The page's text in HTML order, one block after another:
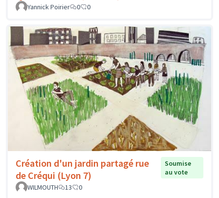
Yannick Poirier 0 0
Création d'un jardin partagé rue
de Créqui (Lyon 7)
Soumise
au vote
WILMOUTH
13 0